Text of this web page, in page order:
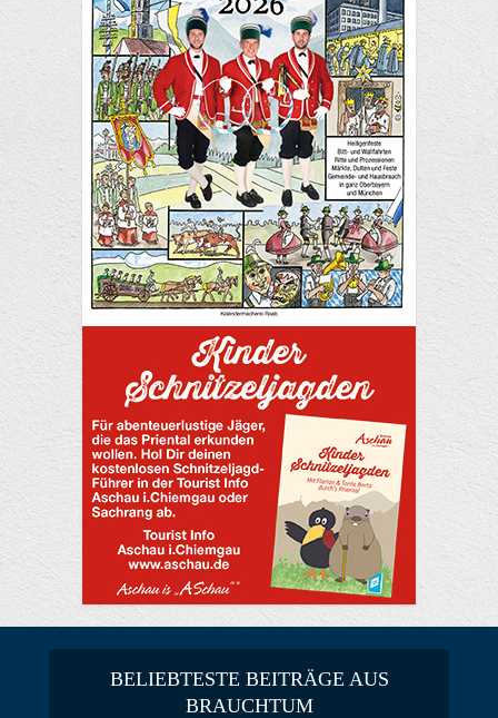
BELIEBTESTE BEITRÄGE AUS
BRAUCHTUM